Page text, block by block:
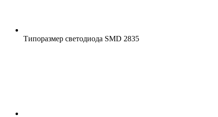
Типоразмер светодиода SMD 2835